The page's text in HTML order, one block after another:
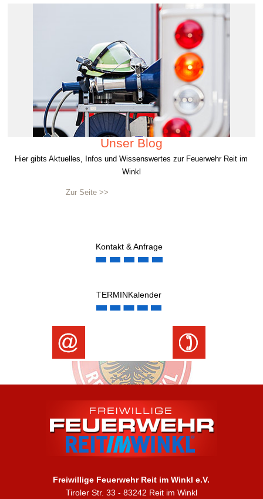
Unser Blog
Hier gibts Aktuelles, Infos und Wissenswertes zur Feuerwehr Reit im
Winkl
Zur Seite >>
Kontakt & Anfrage
TERMINKalender
Freiwillige Feuerwehr Reit im Winkl e.V.
Tiroler Str. 33 - 83242 Reit im Winkl